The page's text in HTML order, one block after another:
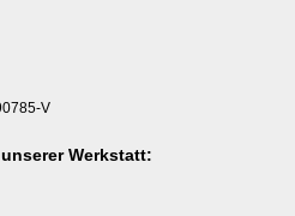
V
Werkstatt: